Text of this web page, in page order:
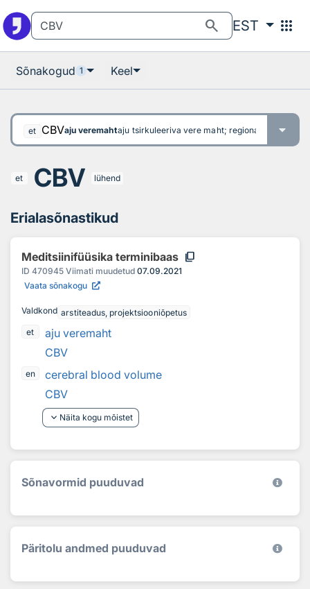
search EST apps
Sõnakogud 1 Keel
et CBVaju veremahtaju tsirkuleeriva vere maht; regionaalne
et CBV lühend
Erialasõnastikud
Meditsiinifüüsika terminibaas content_copy
ID 470945 Viimati muudetud 07.09.2021
Vaata sõnakogu
Valdkond arstiteadus, projektsiooniõpetus
et
aju veremaht
CBV
en
cerebral blood volume
CBV
keyboard_arrow_down Näita kogu mõistet
Sõnavormid puuduvad
Päritolu andmed puuduvad